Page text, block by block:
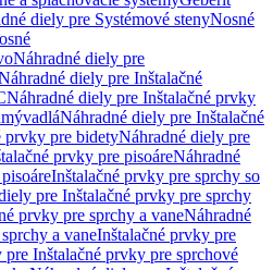
diely pre Systémové stenyNosné
Náhradné diely pre
diely pre Inštalačné
Náhradné diely pre Inštalačné prvky
Náhradné diely pre Inštalačné
prvky pre bidetyNáhradné diely pre
prvky pre pisoáreNáhradné
Inštalačné prvky pre sprchy so
pre Inštalačné prvky pre sprchy
prvky pre sprchy a vaneNáhradné
a vaneInštalačné prvky pre
pre Inštalačné prvky pre sprchové